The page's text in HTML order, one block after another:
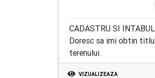
CADASTRU SI
Doresc sa imi obtin
terenului.
VIZUALIZEAZA